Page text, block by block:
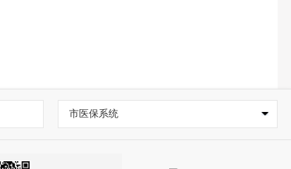
市医保系统